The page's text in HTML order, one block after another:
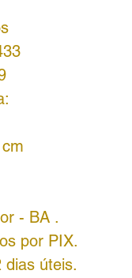
- BA .
por PIX.
dias úteis.